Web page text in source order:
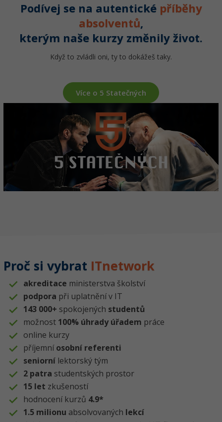
Podívej se na autentické příběhy
absolventů,
kterým naše kurzy změnily život.
Když to zvládli oni, ty to dokážeš taky.
Více o 5 Statečných
Proč si vybrat ITnetwork
akreditace ministerstva školství
podpora při uplatnění v IT
143 000+ spokojených studentů
možnost 100% úhrady úřadem práce
online kurzy
příjemníosobní referenti
seniorní lektorský tým
2 patra studentských prostor
15 let zkušeností
hodnocení kurzů 4.9*
1.5 milionu absolvovaných lekcí